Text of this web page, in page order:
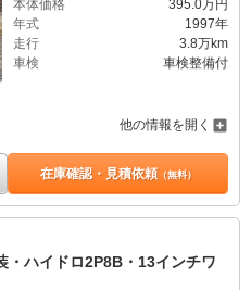
本体価格
395.0万円
年式
1997年
走行
3.8万km
車検
車検整備付
他の情報を開く
在庫確認・見積依頼（無料）
・ハイドロ2P8B・13インチワ